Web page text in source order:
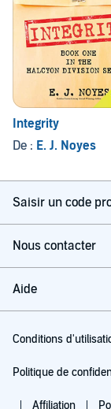
Integrity
De : E. J. Noyes
Saisir un code
Nous contacter
Aide
Conditions
Politique de
Affiliation